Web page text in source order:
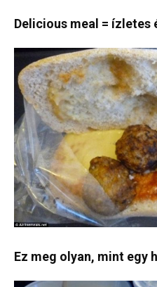
Delicious meal = ízletes
Ez meg olyan, mint egy